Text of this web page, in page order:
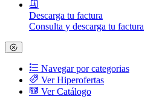
Descarga tu factura
Consulta y descarga tu factura
Navegar por categorias
Ver Hiperofertas
Ver Catálogo